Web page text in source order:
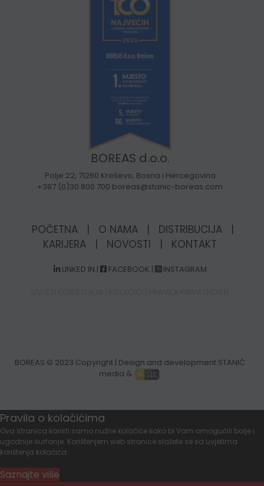
BOREAS d.o.o.
Polje 22, 71260 Kreševo, Bosna i Hercegovina
+387 (0)30 800 700 boreas@stanic-boreas.com
POČETNA | O NAMA | DISTRIBUCIJA
|
KARIJERA
| NOVOSTI | KONTAKT
LINKED IN | FACEBOOK | INSTAGRAM
BOREAS © 2023 Copyright | Design and development STANIĆ
media &
Pravila o kolačićima
Ova stranica koristi samo nužne kolačiće kako bi Vam omogućili bolje i
ugodnije surfanje. Korištenjem web stranice slažete se sa uvjetima
korištenja kolačića.
Saznajte više